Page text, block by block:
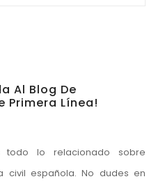
Al Blog De
Primera Línea!
todo lo relacionado sobre
civil española. No dudes en